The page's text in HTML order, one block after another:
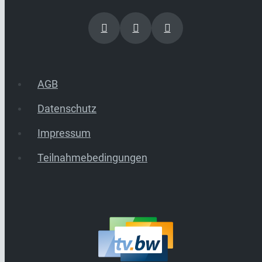
AGB
Datenschutz
Impressum
Teilnahmebedingungen